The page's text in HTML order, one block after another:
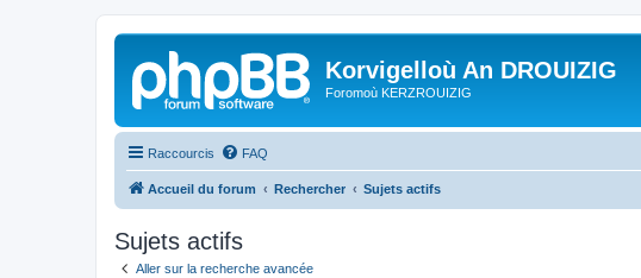
Korvigelloù An DROUIZIG
Foromoù KERZROUIZIG
Raccourcis FAQ
Accueil du forum Rechercher Sujets actifs
Sujets actifs
Aller sur la recherche avancée